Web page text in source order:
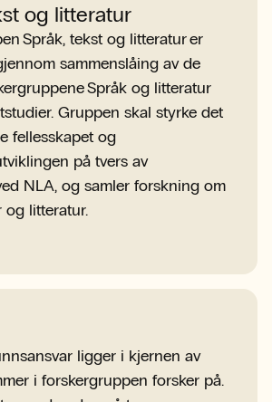
og litteratur
Språk, tekst og litteratur er
sammenslåing av de
Språk og litteratur
Gruppen skal styrke det
fellesskapet og
på tvers av
NLA, og samler forskning om
og litteratur.
ligger i kjernen av
i forskergruppen forsker på.